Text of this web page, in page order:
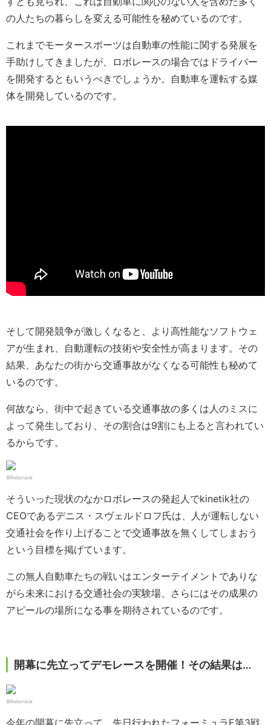
の人たちの暮らしを変える可能性を秘めているのです。
これまでモータースポーツは自動車の性能に関する発展を
手助けしてきましたが、ロボレースの場合ではドライバー
を開発するともいうべきでしょうか。自動車を運転する媒
体を開発しているのです。
そして開発競争が激しくなると、より高性能なソフトウェ
アが生まれ、自動運転の技術や安全性が高まります。その
結果、あなたの街から交通事故がなくなる可能性も秘めて
いるのです。
何故なら、街中で起きている交通事故の多くは人のミスに
よって発生しており、その割合は9割にも上ると言われてい
るからです。
©Roborace
そういった現状のなかロボレースの発起人でkinetik社の
CEOであるデニス・スヴェルドロフ氏は、人が運転しない
交通社会を作り上げることで交通事故を無くしてしまおう
という目標を掲げています。
この無人自動車たちの戦いはエンターテイメントでありな
がら未来における交通社会の実験場、さらにはその成果の
アピールの場所になる事を期待されているのです。
開幕に先立ってデモレースを開催！その結果は…
©Roborace